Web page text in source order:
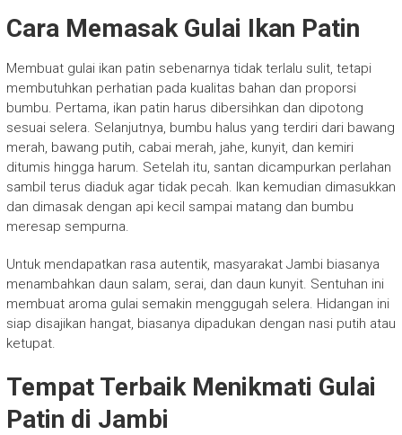
Cara Memasak Gulai Ikan Patin
Membuat gulai ikan patin sebenarnya tidak terlalu sulit, tetapi
membutuhkan perhatian pada kualitas bahan dan proporsi
bumbu. Pertama, ikan patin harus dibersihkan dan dipotong
sesuai selera. Selanjutnya, bumbu halus yang terdiri dari bawang
merah, bawang putih, cabai merah, jahe, kunyit, dan kemiri
ditumis hingga harum. Setelah itu, santan dicampurkan perlahan
sambil terus diaduk agar tidak pecah. Ikan kemudian dimasukkan
dan dimasak dengan api kecil sampai matang dan bumbu
meresap sempurna.
Untuk mendapatkan rasa autentik, masyarakat Jambi biasanya
menambahkan daun salam, serai, dan daun kunyit. Sentuhan ini
membuat aroma gulai semakin menggugah selera. Hidangan ini
siap disajikan hangat, biasanya dipadukan dengan nasi putih atau
ketupat.
Tempat Terbaik Menikmati Gulai
Patin di Jambi